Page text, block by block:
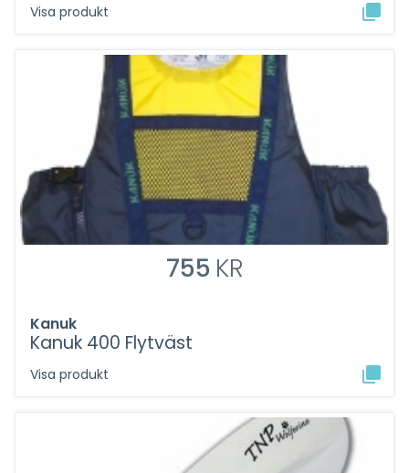
Visa produkt
755 KR
Kanuk
Kanuk 400 Flytväst
Visa produkt